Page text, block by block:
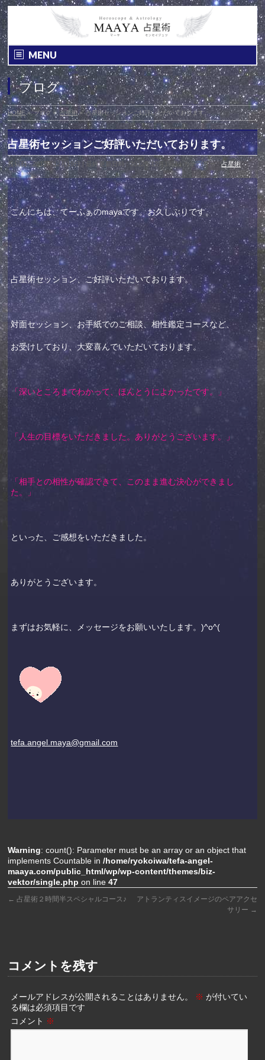
MENU
ブログ
HOME» ブログ » 占星術» 占星術セッションご好評いただいております。
占星術セッションご好評いただいております。
投稿日 : 2012年12月19日 最終更新日時 : 2012年12月19日 カテゴリー :占星術
こんにちは、てーふぁのmayaです。お久しぶりです。
占星術セッション、ご好評いただいております。
対面セッション、お手紙でのご相談、相性鑑定コースなど、
お受けしており、大変喜んでいただいております。
「深いところまでわかって、ほんとうによかったです。」
「人生の目標をいただきました。ありがとうございます。」
「相手との相性が確認できて、このまま進む決心ができまし
た。」
といった、ご感想をいただきました。
ありがとうございます。
まずはお気軽に、メッセージをお願いいたします。)^o^(
tefa.angel.maya@gmail.com
Warning: count(): Parameter must be an array or an object that
implements Countable in/home/ryokoiwa/tefa-angel-
maaya.com/public_html/wp/wp-content/themes/biz-
vektor/single.php on line47
← 占星術２時間半スペシャルコース♪
アトランティスイメージのペアアクセ
サリー →
コメントを残す
メールアドレスが公開されることはありません。 ※ が付いてい
る欄は必須項目です
コメント ※